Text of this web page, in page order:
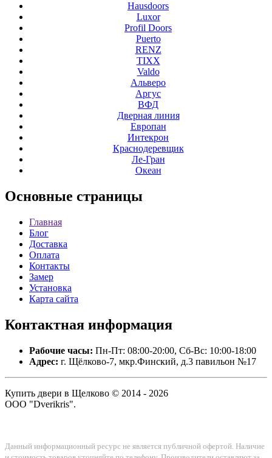
Hausdoors
Luxor
Profil Doors
Puerto
RENZ
TIXX
Valdo
Альверо
Аргус
ВФД
Дверная линия
Европан
Интекрон
Краснодеревщик
Ле-Гран
Океан
Основные страницы
Главная
Блог
Доставка
Оплата
Контакты
Замер
Установка
Карта сайта
Контактная информация
Рабочие часы: Пн-Пт: 08:00-20:00, Сб-Вс: 10:00-18:00
Адрес: г. Щёлково-7, мкр.Финский, д.3 павильон №17
Купить двери в Щелково © 2014 - 2026
ООО "Dverikris".
Данный информационный ресурс не является публичной офертой. Наличие